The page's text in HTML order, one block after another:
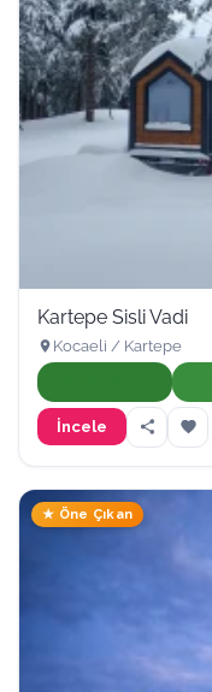
Kartepe Sisli Vadi
Kocaeli / Kartepe
İncele
★ Öne Çıkan